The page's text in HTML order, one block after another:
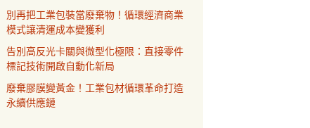
別再把工業包裝當廢棄物！循環經濟商業
模式讓清運成本變獲利
告別高反光卡關與微型化極限：直接零件
標記技術開啟自動化新局
廢棄膠膜變黃金！工業包材循環革命打造
永續供應鏈